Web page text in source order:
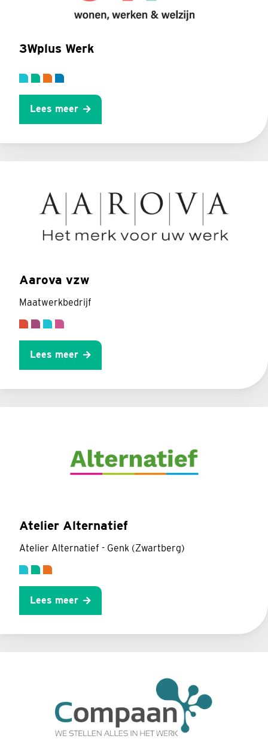
3Wplus Werk
Lees meer
Aarova vzw
Maatwerkbedrijf
Lees meer
Atelier Alternatief
Atelier Alternatief - Genk (Zwartberg)
Lees meer